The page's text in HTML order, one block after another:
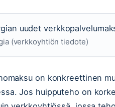
uudet
(verkkoyhtiön tiedote)
on konkreettinen
Jos huipputeho on